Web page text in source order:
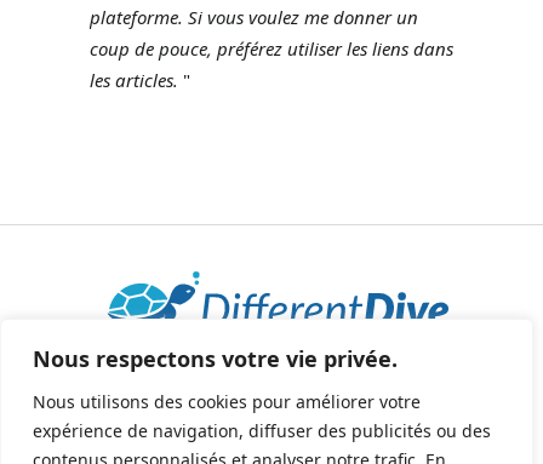
Nous respectons votre vie privée.
Nous utilisons des cookies pour améliorer votre
expérience de navigation, diffuser des publicités ou des
plateforme. Si vous voulez me donner un
coup de pouce, préférez utiliser les liens dans
les articles. "
2025 © Tous droits réservés - All rights reserved.
helene@differentdive.com